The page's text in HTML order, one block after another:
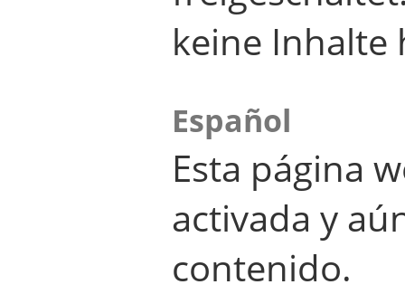
keine Inhalte
Español
Esta página
activada y
contenido.